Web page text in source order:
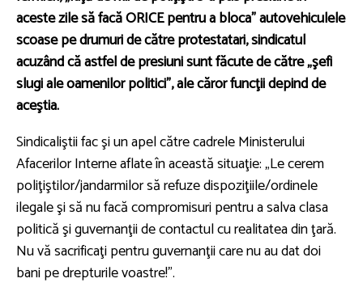
aceste zile să facă ORICE pentru a bloca” autovehiculele
scoase pe drumuri de către protestatari, sindicatul
acuzând că astfel de presiuni sunt făcute de către „şefi
slugi ale oamenilor politici”, ale căror funcţii depind de
aceştia.
Sindicaliştii fac şi un apel către cadrele Ministerului
Afacerilor Interne aflate în această situaţie: „Le cerem
poliţiştilor/jandarmilor să refuze dispoziţiile/ordinele
ilegale şi să nu facă compromisuri pentru a salva clasa
politică şi guvernanţii de contactul cu realitatea din ţară.
Nu vă sacrificaţi pentru guvernanţii care nu au dat doi
bani pe drepturile voastre!”.